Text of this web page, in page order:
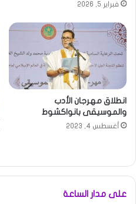
فبراير 5, 2026
انطلاق مهرجان الأدب
والموسيقى بانواكشوط
أغسطس 4, 2023
على مدار الساعة